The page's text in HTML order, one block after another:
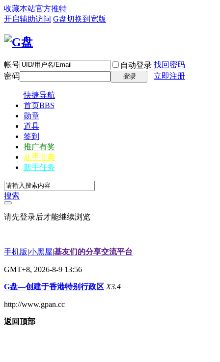
收藏本站官方推特
开启辅助访问 G盘切换到宽版
帐号 自动登录 找回密码
密码
登录 立即注册
快捷导航
首页BBS
勋章
道具
签到
推广有奖
新手宝典
新手任务
搜索
请先登录后才能继续浏览
手机版|小黑屋|基友们的分享交流平台
GMT+8, 2026-8-9 13:56
G盘—创建于香港特别行政区 X3.4
http://www.gpan.cc
返回顶部